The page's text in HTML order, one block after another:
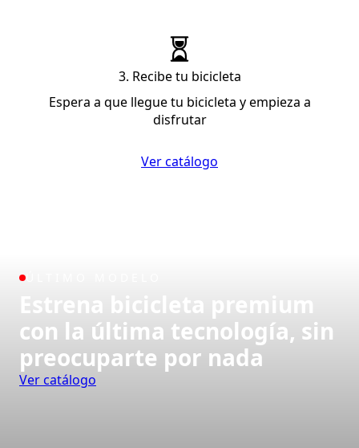
3. Recibe tu bicicleta
Espera a que llegue tu bicicleta y empieza a
disfrutar
Ver catálogo
Estrena bicicleta premium
con la última tecnología, sin
preocuparte por nada
Ver catálogo